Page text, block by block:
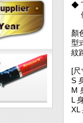
◆
顏
型
紋
[尺
S
M
L
XL